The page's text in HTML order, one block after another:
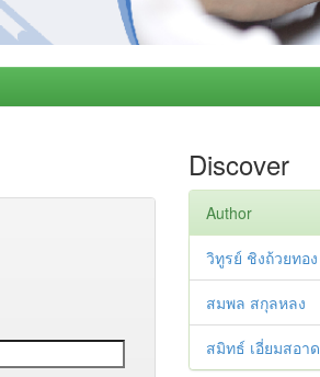
Discover
Author
วิทูรย์ ชิงถ้วยทอง
สมพล สกุลหลง
สมิทธ์ เอี่ยมสอาด